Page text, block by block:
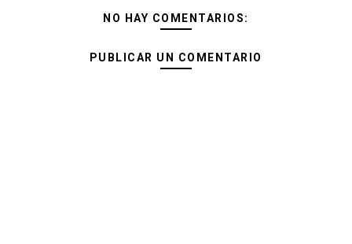
NO HAY COMENTARIOS:
PUBLICAR UN COMENTARIO